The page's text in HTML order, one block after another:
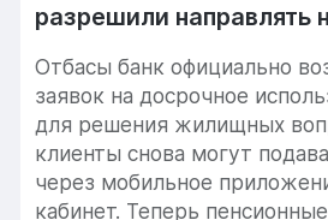
разрешили направлять
Отбасы банк официально
заявок на досрочное
для решения жилищных
клиенты снова могут
через мобильное
кабинет. Теперь